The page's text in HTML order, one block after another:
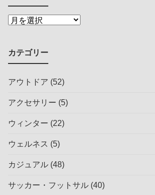
カテゴリー
アウトドア (52)
アクセサリー (5)
ウィンター (22)
ウェルネス (5)
カジュアル (48)
サッカー・フットサル (40)